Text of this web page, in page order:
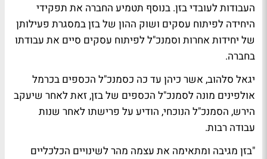
העבודות לעובדי בזן. בנוסף תטמיע החברה את תפקידי
היחידה לפיתוח עסקים ושוק ההון של בזן במסגרת פעילותן
של יחידות אחרות וסמנכ"ל לפיתוח עסקים סיים את עבודתו
בחברה.
יגאל סלהוב, אשר כיהן עד כה כסמנכ"ל הכספים בכרמל
אולפינים מונה לסמנכ"ל הכספים של בזן, זאת לאחר שיעקב
הירש, הסמנכ"ל הנוכחי, הודיע על פרישתו לאחר שנות
עבודה רבות.
"בזן מגיבה ומתאימה את עצמה מהר לשינויים הכלכליים